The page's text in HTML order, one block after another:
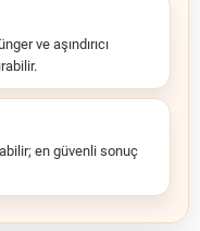
ve aşındırıcı
en güvenli sonuç